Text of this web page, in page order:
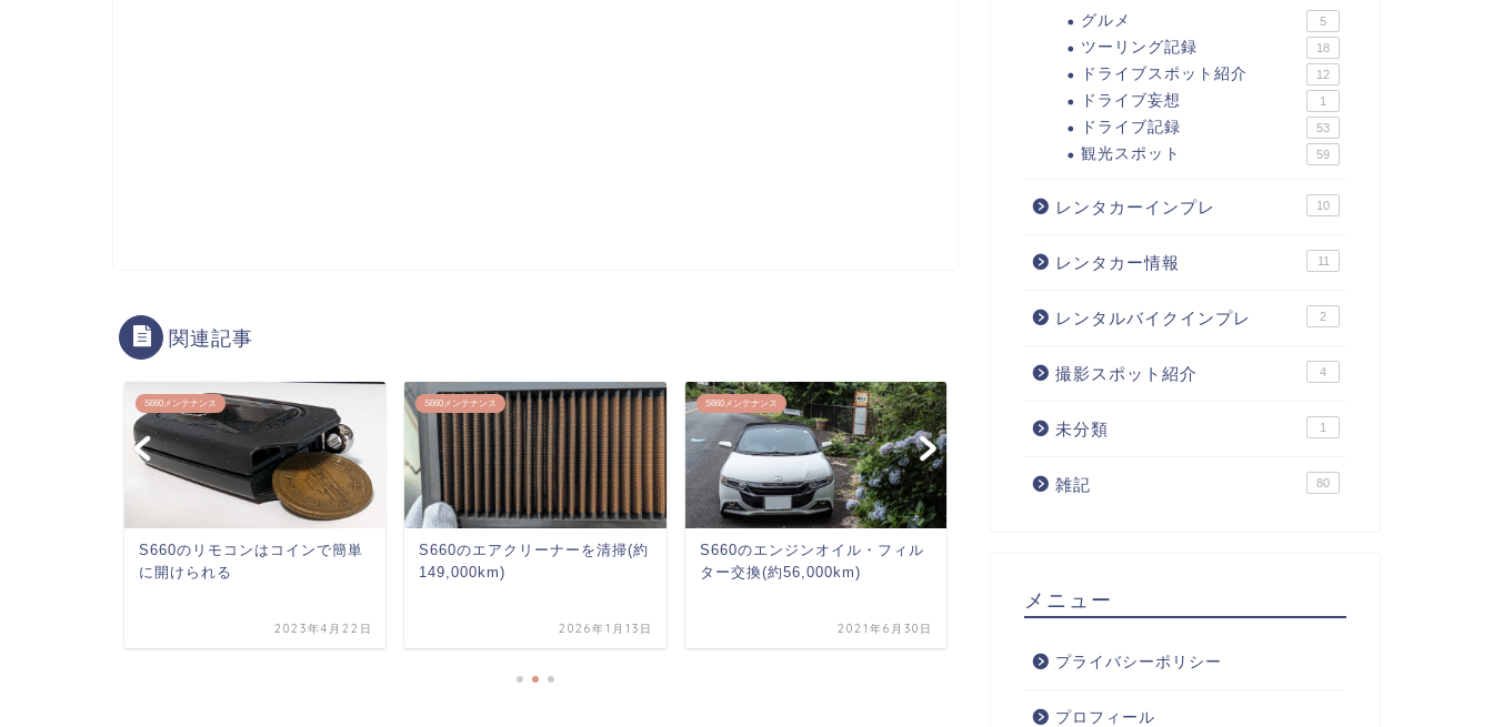
関連記事
S660メンテナンス
S660のリモコンはコインで簡単
に開けられる
2023年4月22日
S660メンテナンス
S660のエアクリーナーを清掃(約
149,000km)
2026年1月13日
S660メンテナンス
S660のエンジンオイル・フィル
ター交換(約56,000km)
2021年6月30日
グルメ 5
ツーリング記録 18
ドライブスポット紹介 12
ドライブ妄想 1
ドライブ記録 53
観光スポット 59
レンタカーインプレ 10
レンタカー情報 11
レンタルバイクインプレ 2
撮影スポット紹介 4
未分類 1
雑記 80
メニュー
プライバシーポリシー
プロフィール